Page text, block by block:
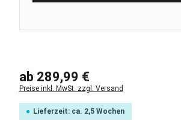
Regulärer Preis:
ab 289,99 €
Preise inkl. MwSt. zzgl. Versand
Lieferzeit: ca. 2,5 Wochen